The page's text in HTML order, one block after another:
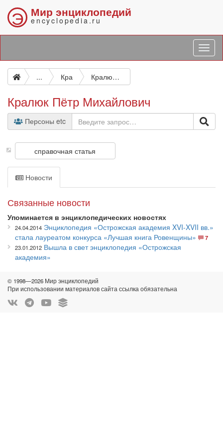
Э Мир энциклопедий
encyclopedia.ru
... Кра Кралюк Пётр Михайлович
Кралюк Пётр Михайлович
Персоны etc
справочная статья
Новости
Связанные новости
Упоминается в энциклопедических новостях
24.04.2014 Энциклопедия «Острожская академия XVI-XVII вв.»
стала лауреатом конкурса «Лучшая книга Ровенщины»
7
23.01.2012 Вышла в свет энциклопедия «Острожская
академия»
© 1998—2026 Мир энциклопедий
При использовании материалов сайта ссылка обязательна